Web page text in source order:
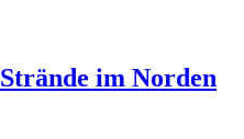
im Norden